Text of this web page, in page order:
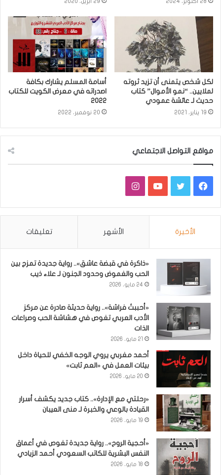
لكل شخص يتمنى أن تزيد ثروته
لملايين.. “نمو الأموال” كتاب
حديث لـ عائشة عمودي
19 يناير، 2021
أسامة المسلم يشارك بكافة
اصدراته في معرض الكويت للكتاب
2022
20 نوفمبر، 2022
مواقع التواصل الاجتماعي
فيسبوكتويتر يوتيوبانستقرام
الأخيرة الأشهر تعليقات
«ذاكرة في قبضة عاشق».. رواية جديدة تمزج بين
الحب والغموض وحدود الجنون لـ علاء ذيب
24 مايو، 2026
«أحببتُ فراشة».. رواية حديثة صادرة عن مركز
الأدب العربي تغوص في هشاشة الحب وصراعات
الذات
21 مايو، 2026
أحمد مغربي يروي الوجه الخفي للحياة داخل
بيئات العمل في «العم ثابت»
20 مايو، 2026
«رحلتي مع الإدارة».. كتاب جديد يكشف أسرار
القيادة بالوعي والخبرة لـ منى العيبان
19 مايو، 2026
«أحجية الروح».. رواية جديدة تغوص في أعماق
النفس البشرية للكاتب السعودي أحمد الزيادي
18 مايو، 2026